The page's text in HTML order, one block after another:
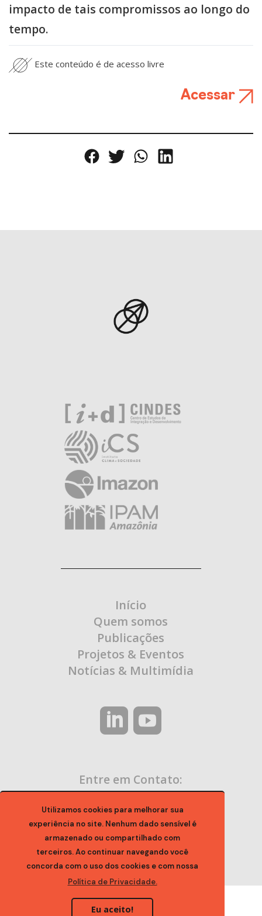
Utilizamos cookies para melhorar sua
experiência no site. Nenhum dado sensível é
armazenado ou compartilhado com
terceiros. Ao continuar navegando você
concorda com o uso dos cookies e com nossa
Política de Privacidade.
Eu aceito!
impacto de tais compromissos ao longo do
tempo.
Este conteúdo é de acesso livre
Acessar
Início
Quem somos
Publicações
Projetos & Eventos
Notícias & Multimídia
Entre em Contato: